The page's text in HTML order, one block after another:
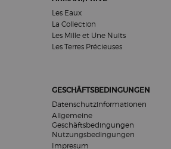
Les Eaux
La Collection
Les Mille et Une Nuits
Les Terres Précieuses
GESCHÄFTSBEDINGUNGEN
Datenschutzinformationen
Allgemeine
Geschäftsbedingungen
Nutzungsbedingungen
Impresum